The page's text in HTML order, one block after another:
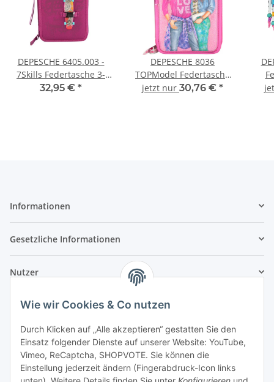
Wie wir Cookies & Co nutzen
Durch Klicken auf „Alle akzeptieren“ gestatten Sie den
Einsatz folgender Dienste auf unserer Website: YouTube,
Vimeo, ReCaptcha, SHOPVOTE. Sie können die
Einstellung jederzeit ändern (Fingerabdruck-Icon links
DEPESCHE 6405.003 -
7Skills Federtasche 3-
fach, gefüllt - beere
32,95 € *
DEPESCHE 8036
TOPModel Federtasche
Friends 3 fach, gefüllt
jetzt nur 30,76 € *
Informationen
Gesetzliche Informationen
Nutzer